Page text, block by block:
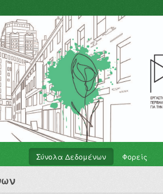
Σύνολα Δεδομένων Φορείς